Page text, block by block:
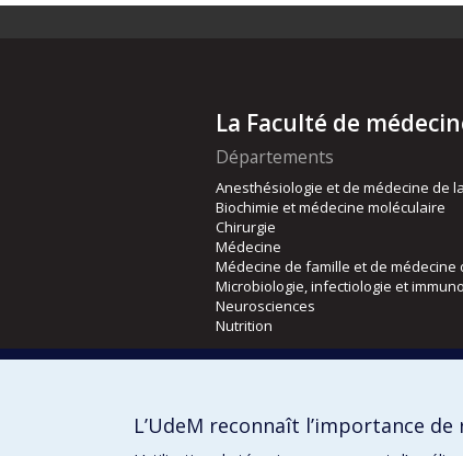
La Faculté de
Départements
Anesthésiologie et de médecine de
Biochimie et médecine moléculaire
Chirurgie
Médecine
Médecine de famille et de médecine
Microbiologie, infectiologie et
Neurosciences
Nutrition
Orthophonie et audiologie
L’UdeM reconnaît l’importance